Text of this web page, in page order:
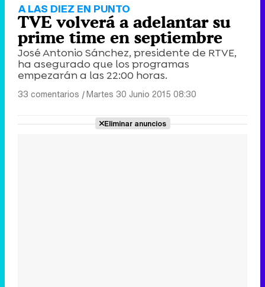
A LAS DIEZ EN PUNTO
TVE volverá a adelantar su
prime time en septiembre
José Antonio Sánchez, presidente de RTVE,
ha asegurado que los programas
empezarán a las 22:00 horas.
33 comentarios |Martes 30 Junio 2015 08:30
Eliminar anuncios